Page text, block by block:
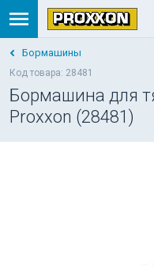
Бормашины
Код товара: 28481
Бормашина для
Proxxon (28481)